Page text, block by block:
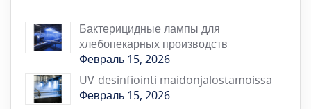
Бактерицидные лампы для
хлебопекарных производств
Февраль 15, 2026
UV-desinfiointi maidonjalostamoissa
Февраль 15, 2026